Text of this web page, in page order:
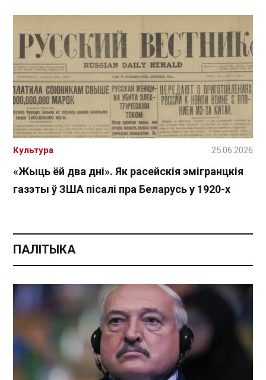
«Жыць ёй два дні». Як расейскія эмігранцкія
газэты ў ЗША пісалі пра Беларусь у 1920-х
Культура 25.06.2026
ПАЛІТЫКА